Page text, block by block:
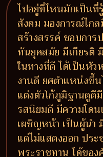
ไปอยู่ที่ไหนมักเป็นที่
สังคม มองการณ์ไก
สร้างสรรค์ ชอบกา
ทันยุคสมัย มีเกียรติ
ในทางที่ดี ได้เป็นหั
งานดี ยศตำแหน่งขึ้
แต่งตัวโก้ภูมิฐานดูดี
รสนิยมดี มีความโด
เผชิญหน้า เป็นผู้นำ
แต่ไม่แสดงออก ปร
พระราชทาน ได้ขอ